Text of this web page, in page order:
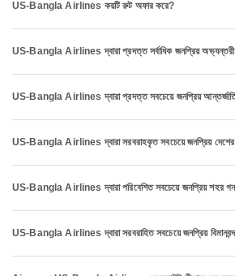
US-Bangla Airlines কয়টি রুট অফার করে?
US-Bangla Airlines দ্বারা প্রদত্ত সর্বাধিক জনপ্রিয়
US-Bangla Airlines দ্বারা প্রদত্ত সবচেয়ে জনপ্রিয়
US-Bangla Airlines দ্বারা সরবরাহকৃত সবচেয়ে জনপ্রিয়
US-Bangla Airlines দ্বারা পরিবেশিত সবচেয়ে জনপ্রিয় শহর
US-Bangla Airlines দ্বারা সরবরাহিত সবচেয়ে জনপ্রিয়